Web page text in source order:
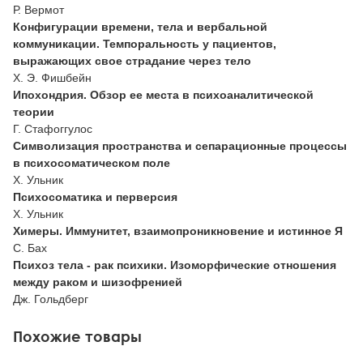
Р. Вермот
Конфигурации времени, тела и вербальной
коммуникации. Темпоральность у пациентов,
выражающих свое страдание через тело
Х. Э. Фишбейн
Ипохондрия. Обзор ее места в психоаналитической
теории
Г. Стафоггулос
Символизация пространства и сепарационные процессы
в психосоматическом поле
X. Ульник
Психосоматика и перверсия
X. Ульник
Химеры. Иммунитет, взаимопроникновение и истинное Я
С. Бах
Психоз тела - рак психики. Изоморфические отношения
между раком и шизофренией
Дж. Гольдберг
Похожие товары